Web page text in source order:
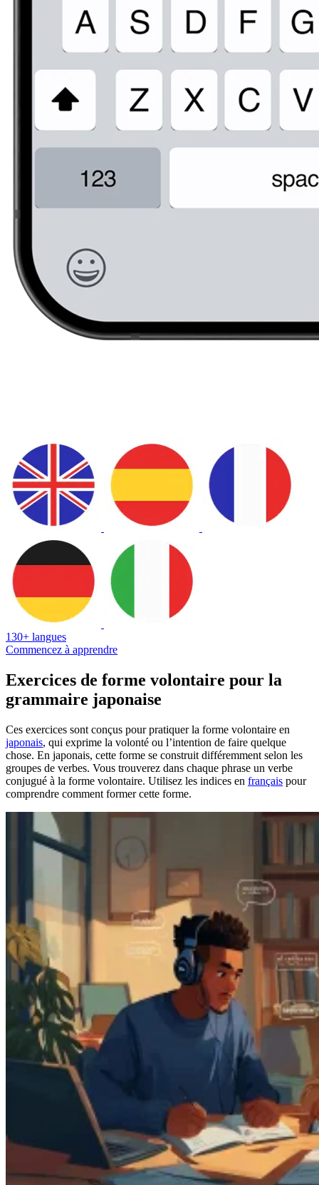
130+ langues
Commencez à apprendre
Exercices de forme volontaire pour la
grammaire japonaise
Ces exercices sont conçus pour pratiquer la forme volontaire en
japonais, qui exprime la volonté ou l’intention de faire quelque
chose. En japonais, cette forme se construit différemment selon les
groupes de verbes. Vous trouverez dans chaque phrase un verbe
conjugué à la forme volontaire. Utilisez les indices en français pour
comprendre comment former cette forme.